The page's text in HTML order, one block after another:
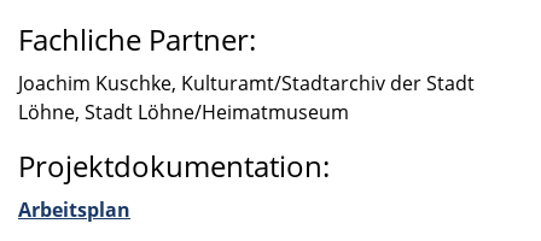
Fachliche Partner:
Joachim Kuschke, Kulturamt/Stadtarchiv der Stadt
Löhne, Stadt Löhne/Heimatmuseum
Projektdokumentation:
Arbeits­plan